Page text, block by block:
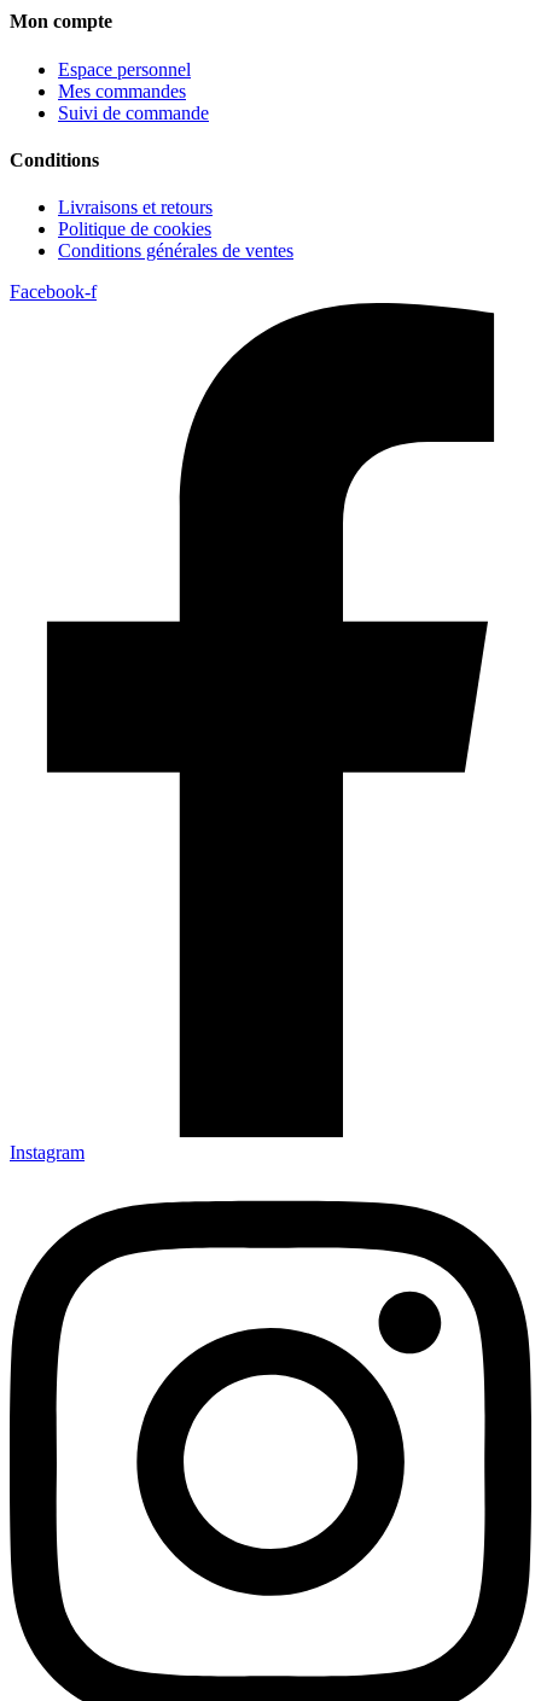
Mon compte
Espace personnel
Mes commandes
Suivi de commande
Conditions
Livraisons et retours
Politique de cookies
Conditions générales de ventes
Facebook-f
Instagram